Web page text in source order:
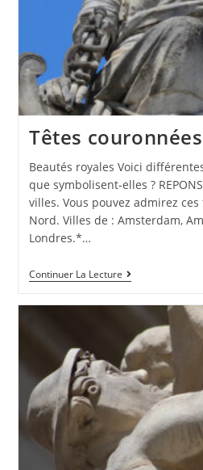
Têtes couronnées
Beautés royales Voici
que symbolisent-elles ?
villes. Vous pouvez admirez
Nord. Villes de : Amsterdam,
Londres.*…
Continuer La Lecture